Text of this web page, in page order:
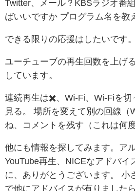
Twitter、メール？KBSラジオ番
ばいいですか プログラム名を教
できる限りの応援はしたいです。
ユーチューブの再生回数を上げ
しています。
連続再生は✖️、Wi-Fi、Wi-Fiを切
見る。 場所を変えて別の回線（
ね、コメントを残す（これは何
他にも情報を探してみます。ア
YouTube再生、NICEなアドバイ
に、ありがとうございます。 小
で他にアドバイスが有りました